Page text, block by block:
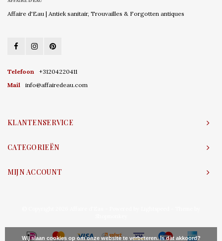
Affaire d'Eau | Antiek sanitair, Trouvailles & Forgotten antiques
Telefoon
+31204220411
Mail
info@affairedeau.com
KLANTENSERVICE
CATEGORIEËN
MIJN ACCOUNT
Wij slaan cookies op om onze website te verbeteren. Is dat akkoord?